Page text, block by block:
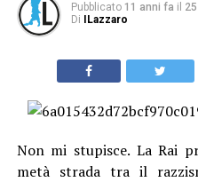
Pubblicato 11 anni fa il
Di
ILazzaro
Non mi stupisce. La Rai
metà strada tra il